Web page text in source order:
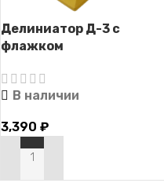
Делиниатор Д-3 с
флажком
В наличии
3,390 ₽
В КОРЗИНУ